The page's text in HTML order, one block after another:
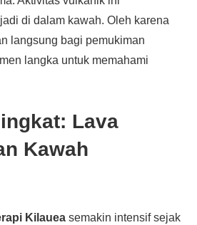
di dalam kawah. Oleh karena
langsung bagi pemukiman
langka untuk memahami
Lava
Kawah
Kilaueasemakin intensif sejak